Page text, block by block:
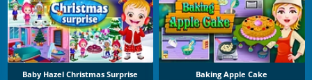
Baby Hazel Christmas Surprise Baking Apple Cake